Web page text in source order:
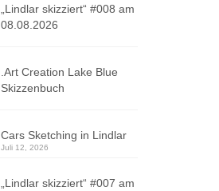
„Lindlar skizziert“ #008 am
08.08.2026
.Art Creation Lake Blue
Skizzenbuch
Cars Sketching in Lindlar
Juli 12, 2026
„Lindlar skizziert“ #007 am